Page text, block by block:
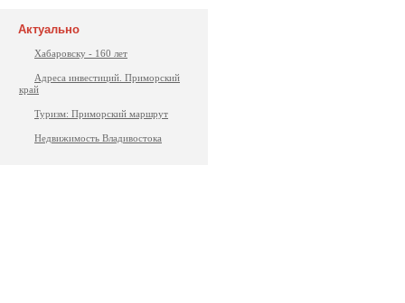
Актуально
Хабаровску - 160 лет
Адреса инвестиций. Приморский
край
Туризм: Приморский маршрут
Недвижимость Владивостока